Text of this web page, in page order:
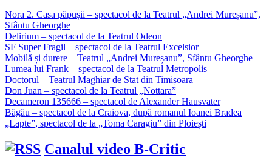
Nora 2. Casa păpușii – spectacol de la Teatrul „Andrei Mureșanu”,
Sfântu Gheorghe
Delirium – spectacol de la Teatrul Odeon
SF Super Fragil – spectacol de la Teatrul Excelsior
Mobilă și durere – Teatrul „Andrei Mureșanu”, Sfântu Gheorghe
Lumea lui Frank – spectacol de la Teatrul Metropolis
Doctorul – Teatrul Maghiar de Stat din Timișoara
Don Juan – spectacol de la Teatrul „Nottara”
Decameron 135666 – spectacol de Alexander Hausvater
Băgău – spectacol de la Craiova, după romanul Ioanei Bradea
„Lapte”, spectacol de la „Toma Caragiu” din Ploiești
Canalul video B-Critic